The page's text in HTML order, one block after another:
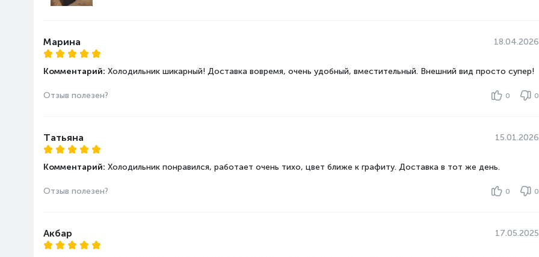
холодильной камеры
Группа габаритов -
от 185 до 199 см
от 55 до 59 см
Полезный объем холодильной камеры
от 100 до 249 л
от 100 до 199 л
Марина 18.04.2026
Комментарий: Холодильник шикарный! Доставка вовремя, очень удобный, вместительный. Внешний вид просто супер!
Отзыв полезен? 0 0
Татьяна 15.01.2026
Комментарий: Холодильник понравился, работает очень тихо, цвет ближе к графиту. Доставка в тот же день.
Отзыв полезен? 0 0
Акбар 17.05.2025